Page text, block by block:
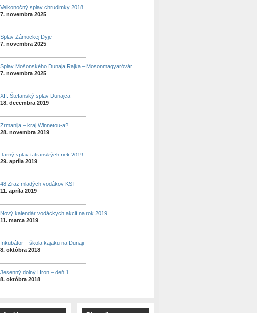
Velkonočný splav chrudimky 2018
7. novembra 2025
Splav Zámockej Dyje
7. novembra 2025
Splav Mošonského Dunaja Rajka – Mosonmagyaróvár
7. novembra 2025
XII. Štefanský splav Dunajca
18. decembra 2019
Zrmanija – kraj Winnetou-a?
28. novembra 2019
Jarný splav tatranských riek 2019
29. apríla 2019
48 Zraz mladých vodákov KST
11. apríla 2019
Nový kalendár vodáckych akcií na rok 2019
11. marca 2019
Inkubátor – škola kajaku na Dunaji
8. októbra 2018
Jesenný dolný Hron – deň 1
8. októbra 2018